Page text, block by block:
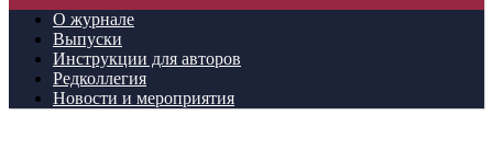
О журнале
Выпуски
Инструкции для авторов
Редколлегия
Новости и мероприятия